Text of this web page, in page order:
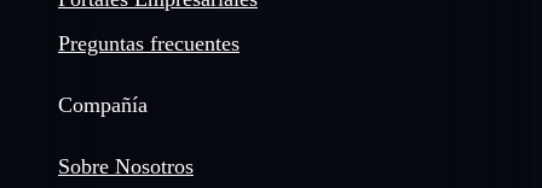
Preguntas frecuentes
Compañía
Sobre Nosotros